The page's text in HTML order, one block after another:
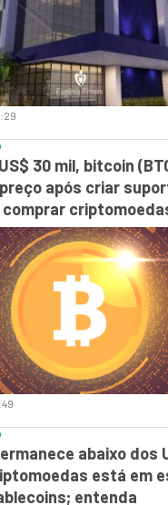
30 mil, bitcoin
após criar
abaixo dos
está em
entenda